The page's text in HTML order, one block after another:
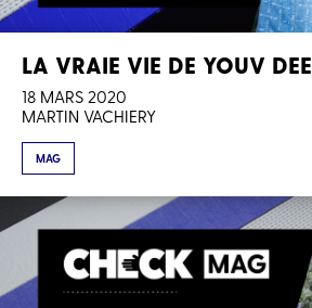
LA VRAIE VIE DE YOUV DEE
18 MARS 2020
MARTIN VACHIERY
MAG